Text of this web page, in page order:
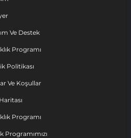
Ve Destek
Programı
Politikası
Ve Koşullar
Programı
Programımızı